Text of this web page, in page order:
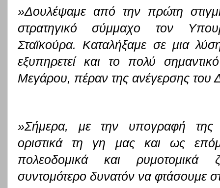
»Δουλέψαμε από την πρώτη
στρατηγικό σύμμαχο τον
Σταϊκούρα. Καταλήξαμε σε μια
εξυπηρετεί και το πολύ
Μεγάρου, πέραν της ανέγερσης του
»Σήμερα, με την υπογραφή της
οριστικά τη γη μας και ως
πολεοδομικά και ρυμοτομικά
συντομότερο δυνατόν να φτάσουμε